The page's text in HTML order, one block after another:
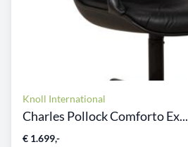
Knoll International
Charles Pollock Comforto Ex...
€ 1.699,-